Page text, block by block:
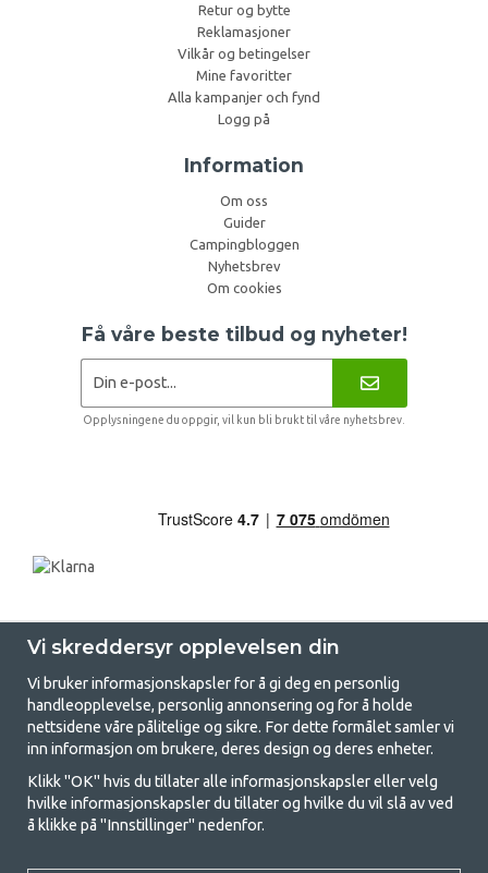
Retur og bytte
Reklamasjoner
Vilkår og betingelser
Mine favoritter
Alla kampanjer och fynd
Logg på
Information
Om oss
Guider
Campingbloggen
Nyhetsbrev
Om cookies
Få våre beste tilbud og nyheter!
Opplysningene du oppgir, vil kun bli brukt til våre nyhetsbrev.
GetCamping - Din butikk for camping
og friluftsliv
Camping kan enten være en livsstil eller en måte å samle familien for et
felles eventyr. Uansett hvilken kategori du tilhører, finner du alt du
Vi skreddersyr opplevelsen din
Vi bruker informasjonskapsler for å gi deg en personlig
handleopplevelse, personlig annonsering og for å holde
nettsidene våre pålitelige og sikre. For dette formålet samler vi
inn informasjon om brukere, deres design og deres enheter.
Klikk "OK" hvis du tillater alle informasjonskapsler eller velg
hvilke informasjonskapsler du tillater og hvilke du vil slå av ved
å klikke på "Innstillinger" nedenfor.